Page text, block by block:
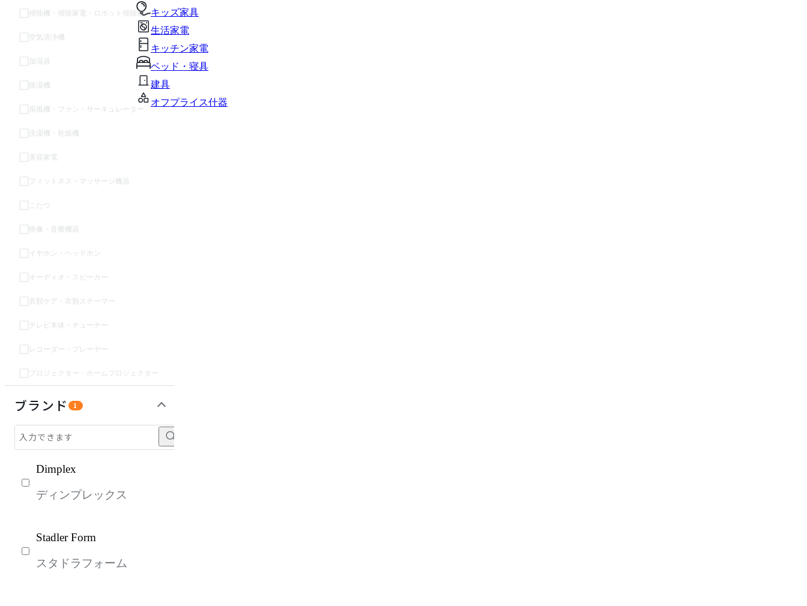
キッズ家具
生活家電
キッチン家電
ベッド・寝具
建具
オフプライス什器
掃除機・掃除家電・ロボット掃除機
空気清浄機
加湿器
除湿機
扇風機・ファン・サーキュレーター
洗濯機・乾燥機
美容家電
フィットネス・マッサージ機器
こたつ
映像・音響機器
イヤホン・ヘッドホン
オーディオ・スピーカー
衣類ケア・衣類スチーマー
テレビ本体・チューナー
レコーダー・プレーヤー
プロジェクター・ホームプロジェクター
ブランド 1
Dimplex
ディンプレックス
Stadler Form
スタドラフォーム